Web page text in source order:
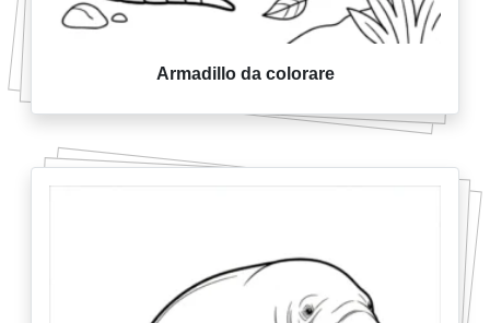
Armadillo da colorare